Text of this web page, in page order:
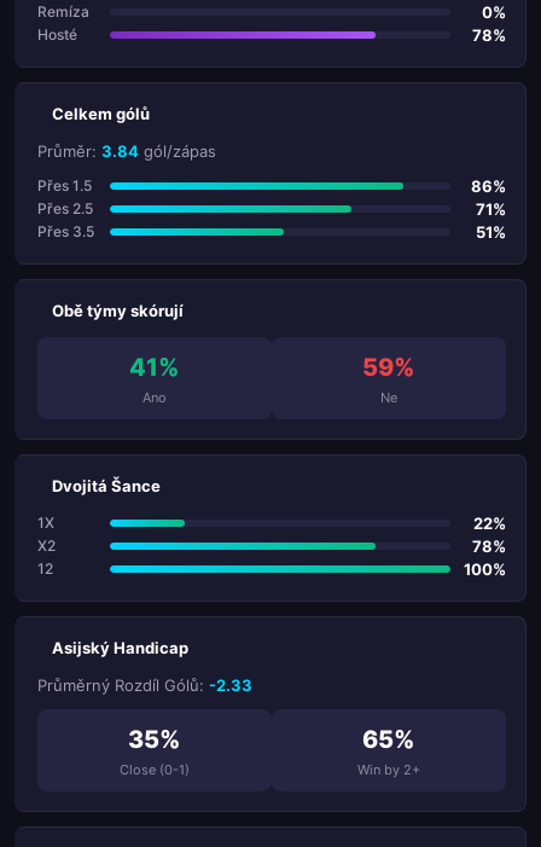
Remíza 0%
Hosté 78%
Celkem gólů
Průměr: 3.84 gól/zápas
Přes 1.5 86%
Přes 2.5 71%
Přes 3.5 51%
Obě týmy skórují
41%
Ano
59%
Ne
Dvojitá Šance
1X 22%
X2 78%
12 100%
Asijský Handicap
Průměrný Rozdíl Gólů: -2.33
35%
Close (0-1)
65%
Win by 2+